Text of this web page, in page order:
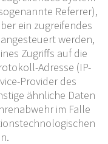
Referrer),
ein zugreifendes
werden,
Zugriffs auf die
Adresse (IP-
Provider des
ähnliche Daten
im Falle